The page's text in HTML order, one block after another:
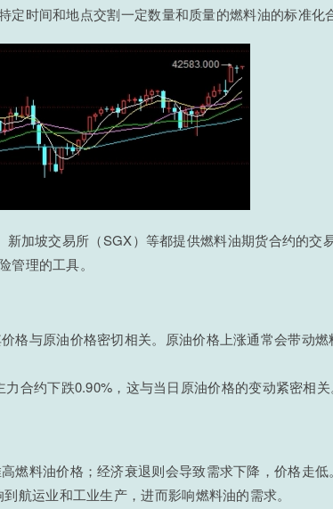
时间和地点交割一定数量和质量的燃料油的标准化
加坡交易所（SGX）等都提供燃料油期货合约的交
理的工具。
格与原油价格密切相关。原油价格上涨通常会带动燃
合约下跌0.90%，这与当日原油价格的变动紧密相关
燃料油价格；经济衰退则会导致需求下降，价格走低。
航运业和工业生产，进而影响燃料油的需求。